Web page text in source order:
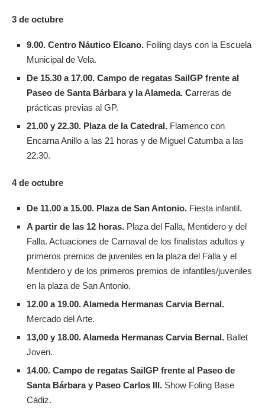
3 de octubre
9.00. Centro Náutico Elcano. Foiling days con la Escuela
Municipal de Vela.
De 15.30 a 17.00. Campo de regatas SailGP frente al
Paseo de Santa Bárbara y la Alameda. Carreras de
prácticas previas al GP.
21.00 y 22.30. Plaza de la Catedral. Flamenco con
Encarna Anillo a las 21 horas y de Miguel Catumba a las
22.30.
4 de octubre
De 11.00 a 15.00. Plaza de San Antonio. Fiesta infantil.
A partir de las 12 horas. Plaza del Falla, Mentidero y del
Falla. Actuaciones de Carnaval de los finalistas adultos y
primeros premios de juveniles en la plaza del Falla y el
Mentidero y de los primeros premios de infantiles/juveniles
en la plaza de San Antonio.
12.00 a 19.00. Alameda Hermanas Carvia Bernal.
Mercado del Arte.
13,00 y 18.00. Alameda Hermanas Carvia Bernal. Ballet
Joven.
14.00. Campo de regatas SailGP frente al Paseo de
Santa Bárbara y Paseo Carlos III. Show Foling Base
Cádiz.